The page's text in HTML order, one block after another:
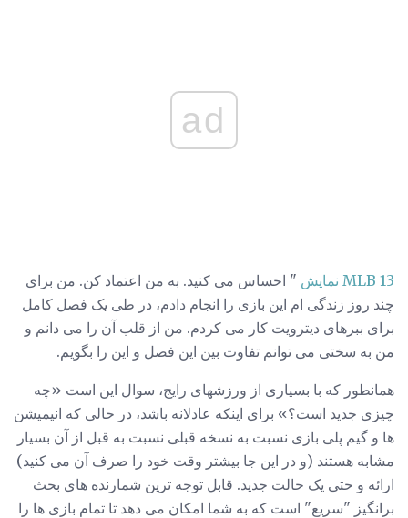
ad
MLB 13 نمایش
" احساس می کنید. به من اعتماد کن. من برای
چند روز زندگی ام این بازی را انجام دادم، در طی یک فصل کامل
برای ببرهای دیترویت کار می کردم. من از قلب آن را می دانم و
من به سختی می توانم تفاوت بین این فصل و این را بگویم.
همانطور که با بسیاری از ورزشهای رایج، سوال این است «چه
چیزی جدید است؟» برای اینکه عادلانه باشد، در حالی که انیمیشن
ها و گیم پلی بازی نسبت به نسخه قبلی نسبت به قبل از آن بسیار
مشابه هستند (و در این جا بیشتر وقت خود را صرف آن می کنید)
ارائه و حتی یک حالت جدید. قابل توجه ترین شمارنده های بحث
برانگیز "سریع" است که به شما امکان می دهد تا تمام بازی ها را